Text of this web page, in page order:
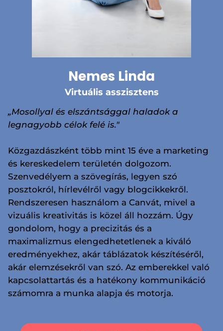
Nemes Linda
Virtuális asszisztens
„Mosollyal és elszántsággal haladok a
legnagyobb célok felé is."
Közgazdászként több mint 15 éve a marketing
és kereskedelem területén dolgozom.
Szenvedélyem a szövegírás, legyen szó
posztokról, hírlevélről vagy blogcikkekről.
Rendszeresen használom a Canvát, mivel a
vizuális kreativitás is közel áll hozzám. Úgy
gondolom, hogy a precizitás és a
maximalizmus elengedhetetlenek a kiváló
eredményekhez, akár táblázatok készítéséről,
akár elemzésekről van szó. Az emberekkel való
kapcsolattartás és a hatékony kommunikáció
számomra a munka alapja és motorja.